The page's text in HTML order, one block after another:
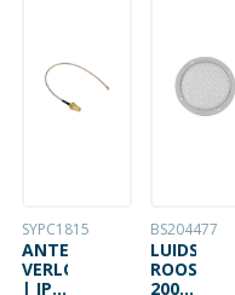
SYPC1815
ANTENNE
VERLOOPKABEL
| IPX
BS204477
ROOSTER
200MM